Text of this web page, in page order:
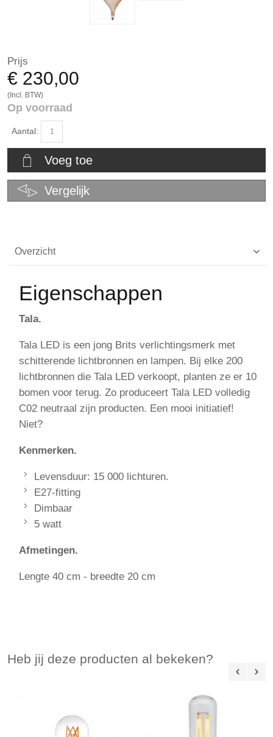
Prijs
€ 230,00
(Incl. BTW)
Op voorraad
Aantal:
Voeg toe
Vergelijk
Overzicht
Eigenschappen
Tala.
Tala LED is een jong Brits verlichtingsmerk met
schitterende lichtbronnen en lampen. Bij elke 200
lichtbronnen die Tala LED verkoopt, planten ze er 10
bomen voor terug. Zo produceert Tala LED volledig
C02 neutraal zijn producten. Een mooi initiatief!
Niet?
Kenmerken.
Levensduur: 15 000 lichturen.
E27-fitting
Dimbaar
5 watt
Afmetingen.
Lengte 40 cm - breedte 20 cm
Heb jij deze producten al bekeken?